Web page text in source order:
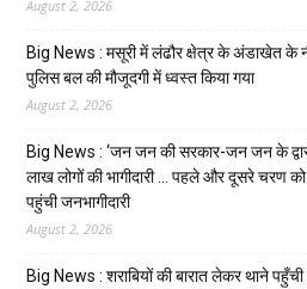
August 2, 2026
Big News : मसूरी में लंढौर क्षेत्र के अंडाखेत के
पुलिस बल की मौजूदगी में ध्वस्त किया गया
August 2, 2026
Big News : ‘जन जन की सरकार-जन जन के
लाख लोगों की भागीदारी … पहले और दूसरे चरण
पहुंची जनभागीदारी
August 2, 2026
Big News : शराबियों की बारात लेकर थाने